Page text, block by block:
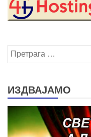
Претрага
за:
ИЗДВАЈАМО